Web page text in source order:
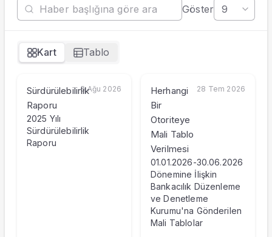
Hisseyi Taşıyan Fonlar
Hesaplamalar
Şirket Değerleme
KAP Haberleri
Faaliyet Raporları
Göster
Kart Tablo
Sürdürülebilirlik
Raporu
5 Ağu 2026
2025 Yılı
Sürdürülebilirlik
Raporu
Herhangi
Bir
Otoriteye
Mali Tablo
Verilmesi
28 Tem 2026
01.01.2026-30.06.2026
Dönemine İlişkin
Bankacılık Düzenleme
ve Denetleme
Kurumu'na Gönderilen
Mali Tablolar